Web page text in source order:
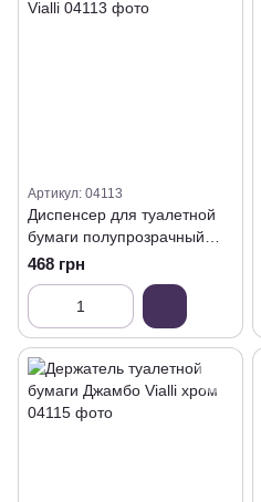
Артикул: 04113
Диспенсер для туалетной
бумаги полупрозрачный
Vialli
468 грн